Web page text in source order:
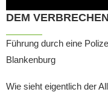
DEM
Führung durch eine
Blankenburg
Wie sieht eigentlich der